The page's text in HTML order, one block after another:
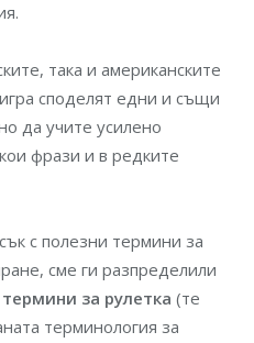
така и американските
споделят едни и същи
да учите усилено
фрази и в редките
с полезни термини за
сме ги разпределили
за рулетка (те
терминология за